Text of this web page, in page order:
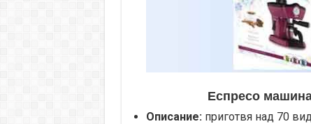
Еспресо
Описание: приготвя над 70